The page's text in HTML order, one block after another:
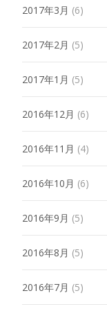
2017年3月 (6)
2017年2月 (5)
2017年1月 (5)
2016年12月 (6)
2016年11月 (4)
2016年10月 (6)
2016年9月 (5)
2016年8月 (5)
2016年7月 (5)